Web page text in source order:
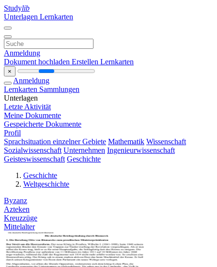
Studylib
Unterlagen Lernkarten
Anmeldung
Dokument hochladen Erstellen Lernkarten
×
Anmeldung
Lernkarten Sammlungen
Unterlagen
Letzte Aktivität
Meine Dokumente
Gespeicherte Dokumente
Profil
Sprachsituation einzelner Gebiete Mathematik Wissenschaft
Sozialwissenschaft Unternehmen Ingenieurwissenschaft
Geisteswissenschaft Geschichte
Geschichte
Weltgeschichte
Byzanz
Azteken
Kreuzzüge
Mittelalter